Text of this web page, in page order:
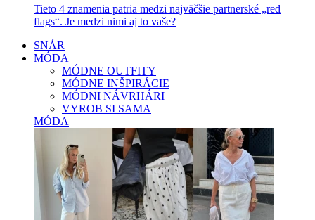
Tieto 4 znamenia patria medzi najväčšie partnerské „red
flags“. Je medzi nimi aj to vaše?
SNÁR
MÓDA
MÓDNE OUTFITY
MÓDNE INŠPIRÁCIE
MÓDNI NÁVRHÁRI
VYROB SI SAMA
MÓDA